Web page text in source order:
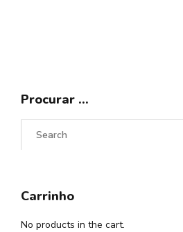
Procurar …
Carrinho
No products in the cart.